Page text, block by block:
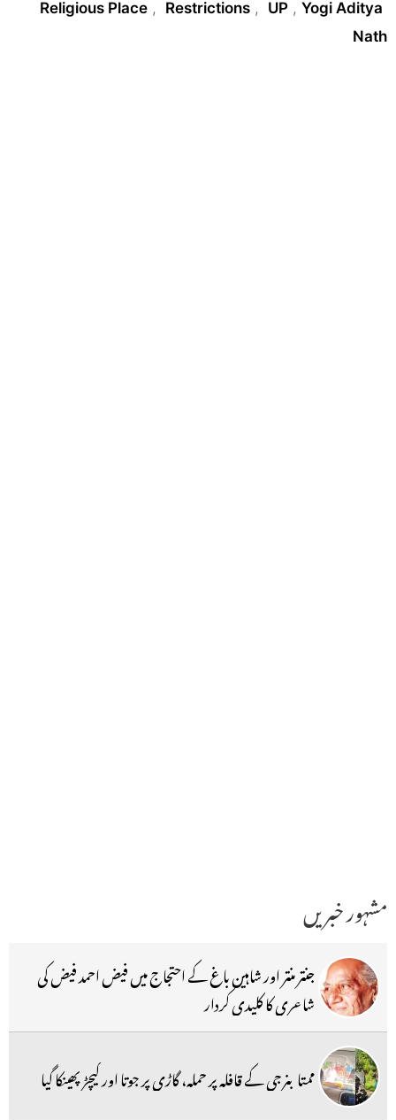
Religious Place , Restrictions , UP , Yogi Aditya
Nath
مشہور خبریں
جنتر منتر اور شاہین باغ کے احتجاج میں فیض احمد فیض کی
شاعری کا کلیدی کردار
ممتا بنرجی کے قافلہ پر حملہ، گاڑی پر جوتا اور کیچڑ پھینکا گیا